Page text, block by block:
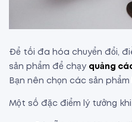
Để tối đa hóa chuyển đổi,
sản phẩm để chạy quảng
Bạn nên chọn các sản
Một số đặc điểm lý tưởng